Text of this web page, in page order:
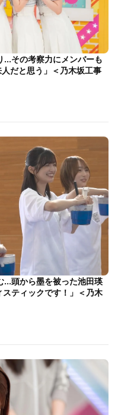
…その考察力にメンバーも
だと思う」＜乃木坂工事
…頭から墨を被った池田瑛
ティックです！」＜乃木